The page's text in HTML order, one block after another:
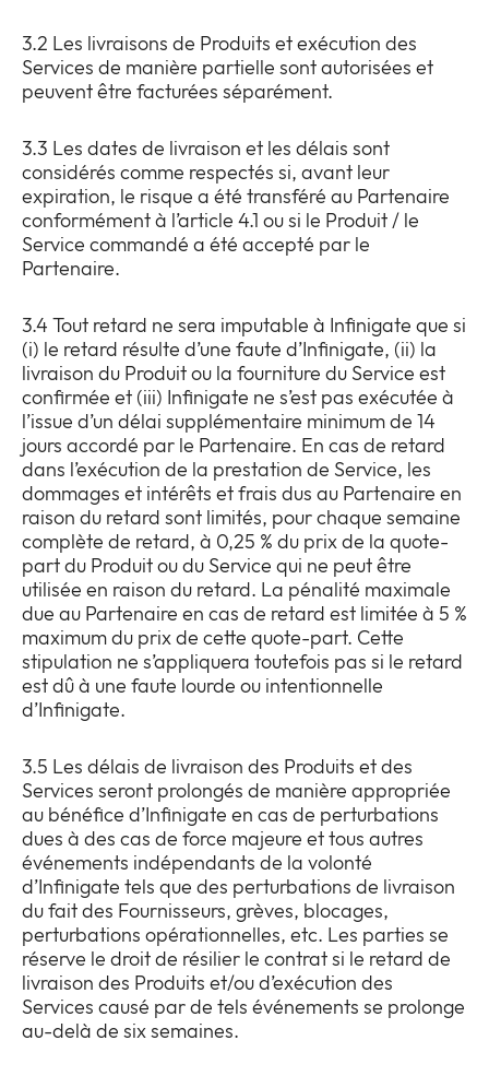
3.2 Les livraisons de Produits et exécution des
Services de manière partielle sont autorisées et
peuvent être facturées séparément.
3.3 Les dates de livraison et les délais sont
considérés comme respectés si, avant leur
expiration, le risque a été transféré au Partenaire
conformément à l’article 4.1 ou si le Produit / le
Service commandé a été accepté par le
Partenaire.
3.4 Tout retard ne sera imputable à Infinigate que si
(i) le retard résulte d’une faute d’Infinigate, (ii) la
livraison du Produit ou la fourniture du Service est
confirmée et (iii) Infinigate ne s’est pas exécutée à
l’issue d’un délai supplémentaire minimum de 14
jours accordé par le Partenaire. En cas de retard
dans l’exécution de la prestation de Service, les
dommages et intérêts et frais dus au Partenaire en
raison du retard sont limités, pour chaque semaine
complète de retard, à 0,25 % du prix de la quote-
part du Produit ou du Service qui ne peut être
utilisée en raison du retard. La pénalité maximale
due au Partenaire en cas de retard est limitée à 5 %
maximum du prix de cette quote-part. Cette
stipulation ne s’appliquera toutefois pas si le retard
est dû à une faute lourde ou intentionnelle
d’Infinigate.
3.5 Les délais de livraison des Produits et des
Services seront prolongés de manière appropriée
au bénéfice d’Infinigate en cas de perturbations
dues à des cas de force majeure et tous autres
événements indépendants de la volonté
d’Infinigate tels que des perturbations de livraison
du fait des Fournisseurs, grèves, blocages,
perturbations opérationnelles, etc. Les parties se
réserve le droit de résilier le contrat si le retard de
livraison des Produits et/ou d’exécution des
Services causé par de tels événements se prolonge
au-delà de six semaines.